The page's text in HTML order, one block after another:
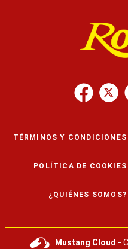
TÉRMINOS Y CONDICIONES
POLÍTICA DE COOKIES
¿QUIÉNES SOMOS?
Mustang Cloud -